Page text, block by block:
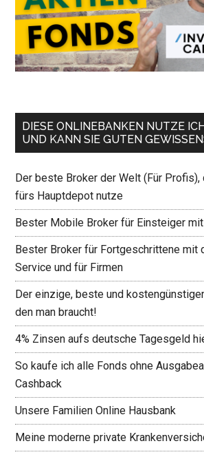
DIESE ONLINEBANKEN NUTZE
UND KANN SIE GUTEN
Der beste Broker der Welt (Für
fürs Hauptdepot nutze
Bester Mobile Broker für Einsteiger
Bester Broker für Fortgeschrittene mit
Service und für Firmen
Der einzige, beste und
den man braucht!
4% Zinsen aufs deutsche Tagesgeld
So kaufe ich alle Fonds ohne
Cashback
Unsere Familien Online Hausbank
Meine moderne private